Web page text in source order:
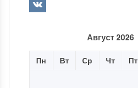
Август 2026
Пн Вт Ср Чт Пт